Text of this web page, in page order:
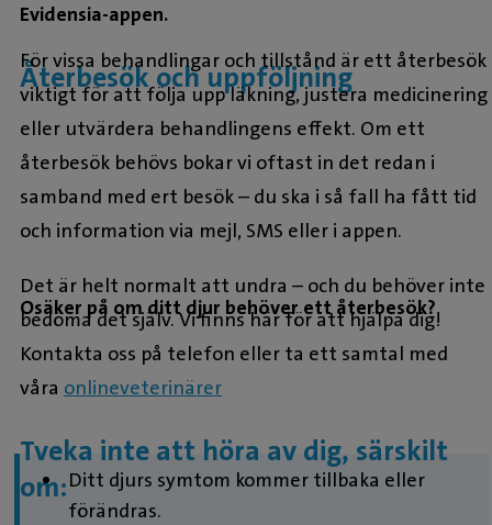
Evidensia-appen.
Återbesök och uppföljning
För vissa behandlingar och tillstånd är ett återbesök
viktigt för att följa upp läkning, justera medicinering
eller utvärdera behandlingens effekt. Om ett
återbesök behövs bokar vi oftast in det redan i
samband med ert besök – du ska i så fall ha fått tid
och information via mejl, SMS eller i appen.
Osäker på om ditt djur behöver ett återbesök?
Det är helt normalt att undra – och du behöver inte
bedöma det själv. Vi finns här för att hjälpa dig!
Kontakta oss på telefon eller ta ett samtal med
våra onlineveterinärer
Tveka inte att höra av dig, särskilt
om:Ditt djurs symtom kommer tillbaka eller
förändras.